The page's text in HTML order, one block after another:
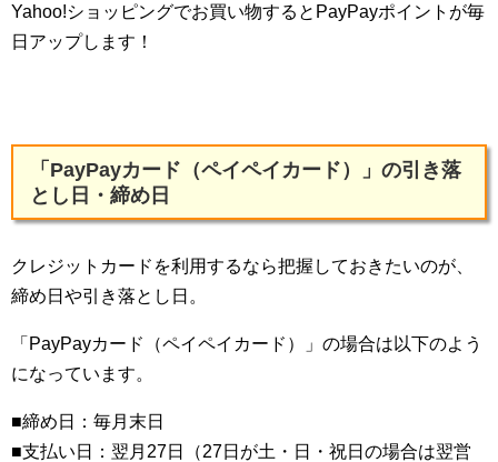
Yahoo!ショッピングでお買い物するとPayPayポイントが毎
日アップします！
「PayPayカード（ペイペイカード）」の引き落
とし日・締め日
クレジットカードを利用するなら把握しておきたいのが、
締め日や引き落とし日。
「PayPayカード（ペイペイカード）」の場合は以下のよう
になっています。
■締め日：毎月末日
■支払い日：翌月27日（27日が土・日・祝日の場合は翌営